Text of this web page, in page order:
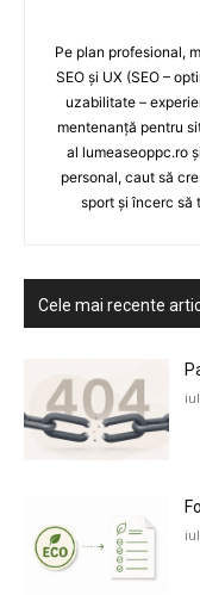
Pe plan profesional,
SEO și UX (SEO –
uzabilitate –
mentenanță pentru
al lumeaseoppc.ro
personal, caut să
sport și încerc să
Cele mai recente